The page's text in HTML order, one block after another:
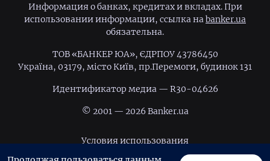
Информация о банках, кредитах и вкладах. При
использовании информации, ссылка на banker.ua
обязательна.
ТОВ «БАНКЕР ЮА», ЄДРПОУ 43786450
Україна, 03179, місто Київ, пр.Перемоги, будинок 131
Идентификатор медиа — R30-04626
© 2001 — 2026 Banker.ua
Условия использования